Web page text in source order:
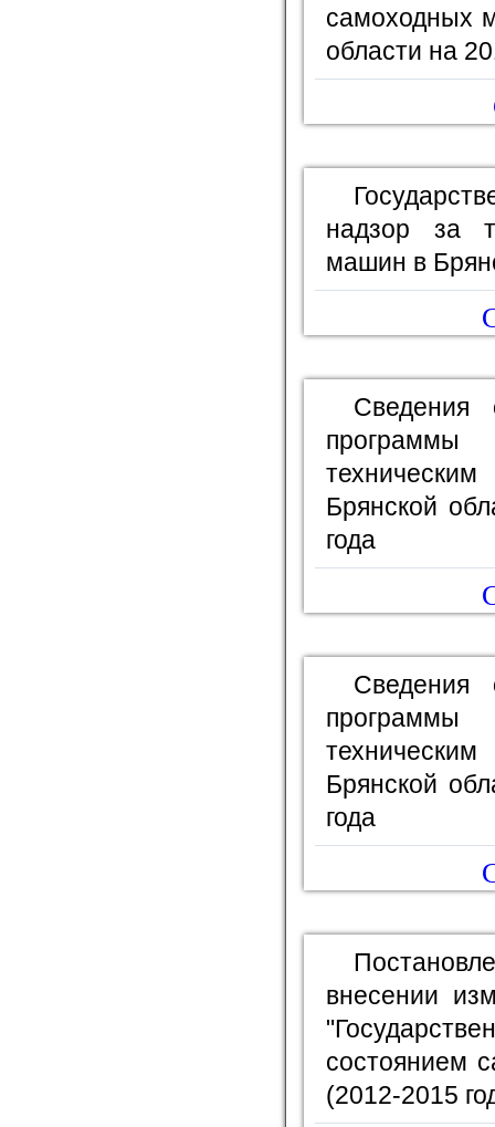
самоходных
области на
надзор за
машин в
Сведения
Брянской
года
Сведения
Брянской
года
внесении
состоянием
(2012-2015